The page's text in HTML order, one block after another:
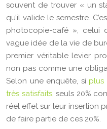
souvent de trouver « un
qu’il valide le semestre.
photocopie-café », celui
vague idée de la vie de
premier véritable levier
non pas comme une
Selon une enquête, si plus
très satisfaits, seuls 20%
réel effet sur leur insertion
de faire partie de ces 20%.